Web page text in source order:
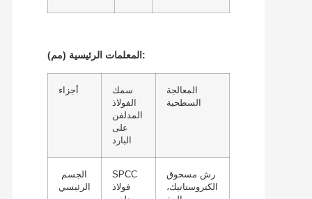
المعلمات الرئيسية (مم):
أجزاء
سمك
الفولاذ
المدلفن
على
البارد
المعالجة
السطحية
الرئيسي
SPCC
فولاذ
رش مسحوق
الكتروستاتيك،